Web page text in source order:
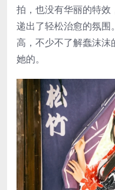
拍，也没有华丽的特
递出了轻松治愈的氛围
高，不少不了解蠢沫沫
她的。